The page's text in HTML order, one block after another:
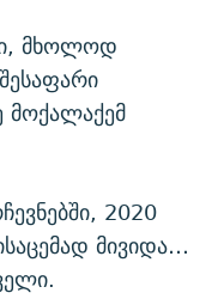
მხოლოდ
2020
მივიდა…